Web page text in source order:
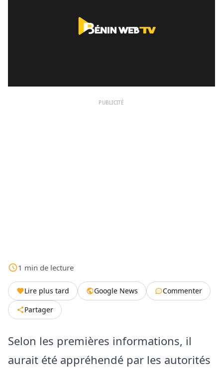
PUBLICITÉ
1 min de lecture
Lire plus tard Google News
Commenter
Partager
Selon les premières informations, il
aurait été appréhendé par les autorités